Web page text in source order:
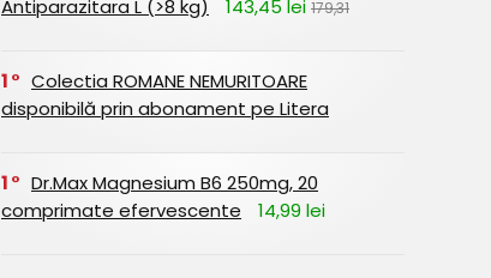
Antiparazitara L (>8 kg)
143,45 lei 179,31
1
Colectia ROMANE NEMURITOARE
disponibilă prin abonament pe Litera
1
Dr.Max Magnesium B6 250mg, 20
comprimate efervescente
14,99 lei